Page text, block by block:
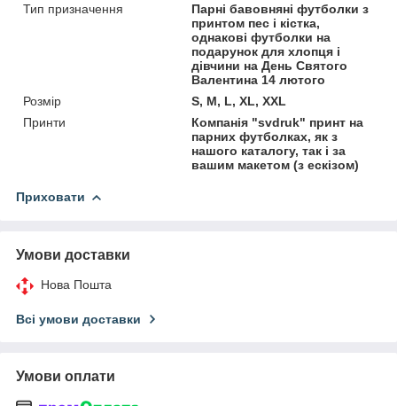
Тип призначення
Парні бавовняні футболки з
принтом пес і кістка,
однакові футболки на
подарунок для хлопця і
дівчини на День Святого
Валентина 14 лютого
Розмір
S, M, L, XL, XXL
Принти
Компанія "svdruk" принт на
парних футболках, як з
нашого каталогу, так і за
вашим макетом (з ескізом)
Приховати
Умови доставки
Нова Пошта
Всі умови доставки
Умови оплати